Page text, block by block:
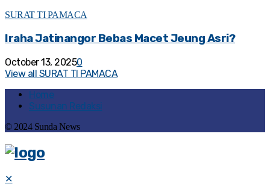
SURAT TI PAMACA
Iraha Jatinangor Bebas Macet Jeung Asri?
October 13, 20250
View all SURAT TI PAMACA
Home
Susunan Redaksi
© 2024 Sunda News
✕